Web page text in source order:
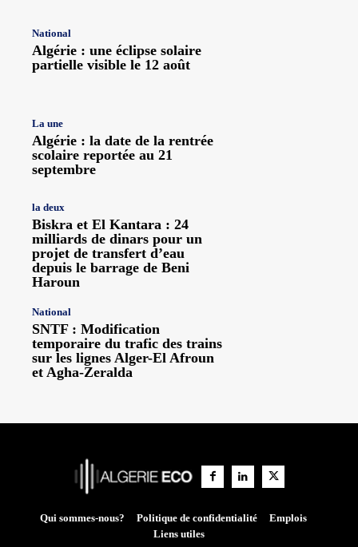
National
Algérie : une éclipse solaire
partielle visible le 12 août
La une
Algérie : la date de la rentrée
scolaire reportée au 21
septembre
la deux
Biskra et El Kantara : 24
milliards de dinars pour un
projet de transfert d’eau
depuis le barrage de Beni
Haroun
National
SNTF : Modification
temporaire du trafic des trains
sur les lignes Alger-El Afroun
et Agha-Zeralda
Qui sommes-nous? Politique de confidentialité
Emplois
Liens utiles